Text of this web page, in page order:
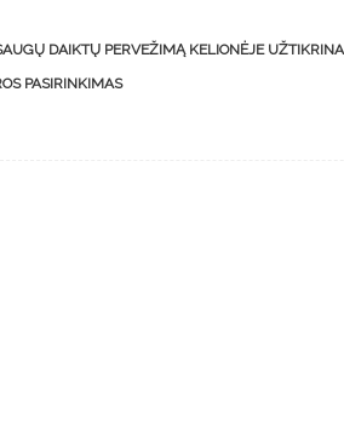
DAIKTŲ PERVEŽIMĄ KELIONĖJE
PASIRINKIMAS